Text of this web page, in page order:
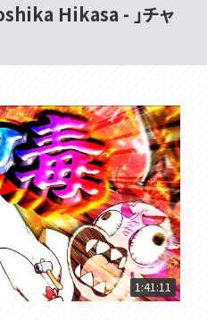
】のイラストを使
UC3vzVK_N_SUVKqbX69L_X4
Hikasa - 」チャ
1:41:11